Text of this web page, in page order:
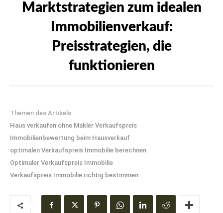
Marktstrategien zum idealen
Immobilienverkauf:
Preisstrategien, die
funktionieren
Themen des Artikels:
Haus verkaufen ohne Makler Verkaufspreis
Immobilienbewertung beim Hausverkauf
optimalen Verkaufspreis Immobilie berechnen
Optimaler Verkaufspreis Immobilie
Verkaufspreis Immobilie richtig bestimmen